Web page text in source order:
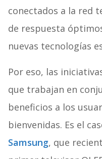
conectados a la red
de respuesta
nuevas tecnologías
Por eso, las
que trabajan en
beneficios a los
bienvenidas. Es el
Samsung, que